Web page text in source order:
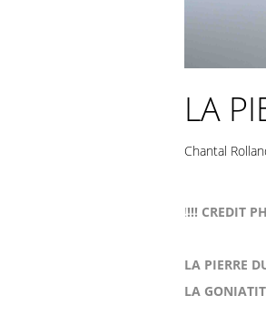
LA
Chantal
!!!! CREDIT
LA PIERRE
LA